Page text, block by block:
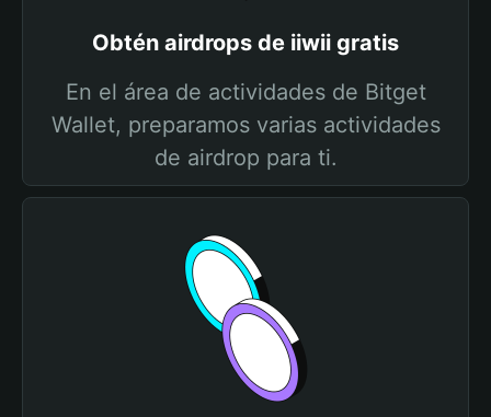
Obtén airdrops de iiwii gratis
En el área de actividades de Bitget
Wallet, preparamos varias actividades
de airdrop para ti.